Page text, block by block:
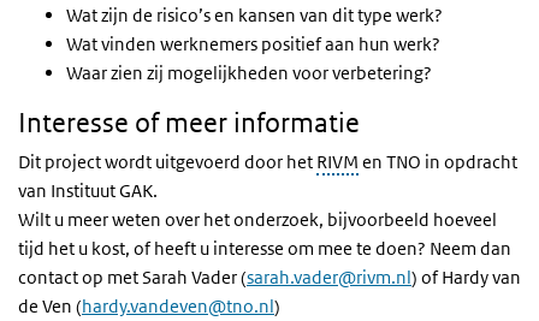
Wat zijn de risico’s en kansen van dit type werk?
Wat vinden werknemers positief aan hun werk?
Waar zien zij mogelijkheden voor verbetering?
Interesse of meer informatie
Dit project wordt uitgevoerd door het RIVM en TNO in opdracht
van Instituut GAK.
Wilt u meer weten over het onderzoek, bijvoorbeeld hoeveel
tijd het u kost, of heeft u interesse om mee te doen? Neem dan
contact op met Sarah Vader (sarah.vader@rivm.nl) of Hardy van
de Ven (hardy.vandeven@tno.nl)